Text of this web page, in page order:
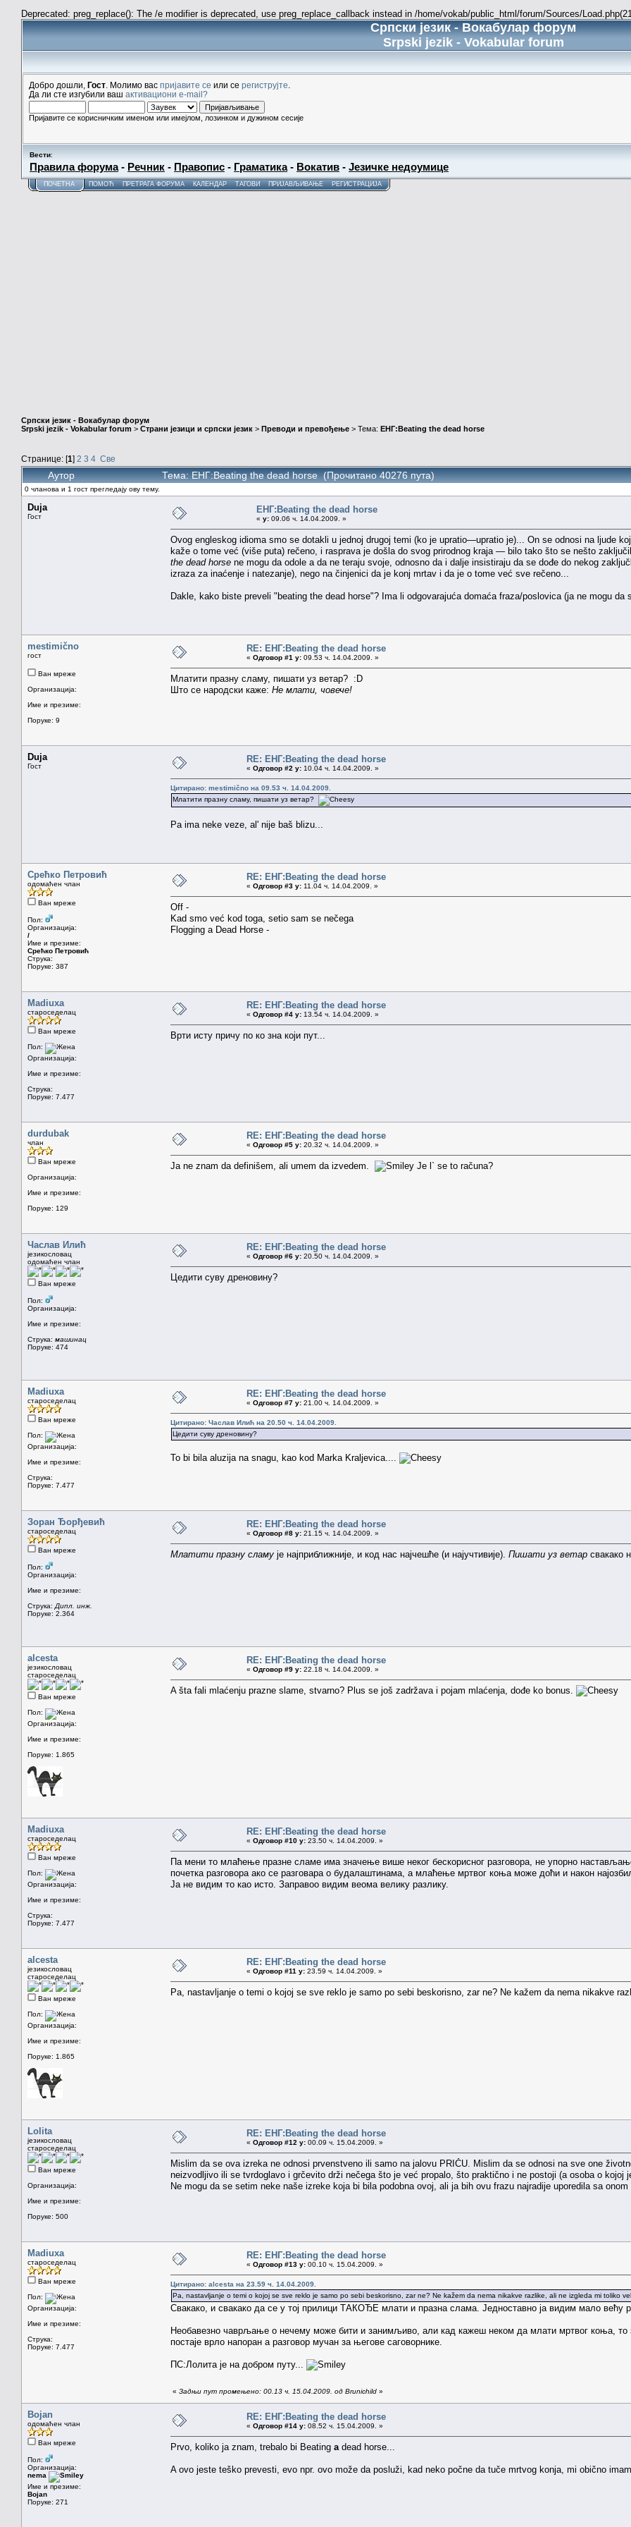
Deprecated: preg_replace(): The /e modifier is deprecated, use preg_replace_callback instead in /home/vokab/public_html/forum/Sources/
Српски језик - Вокабулар форум
Srpski jezik - Vokabular forum
Добро дошли, Гост . Молимо вас пријавите се или се региструјте
Да ли сте изгубили ваш активациони e-mail?
Пријавите се корисничким именом или имејлом, лозинком и дужином сесије
Вести:
Правила форума- Речник - Правопис - Граматика- Вокатив - Језичке недоумице
ПОЧЕТНА ПОМОЋ ПРЕТРАГА ФОРУМА КАЛЕНДАР ТАГОВИ ПРИЈАВЉИВАЊЕ РЕГИСТРАЦИЈА
Српски језик - Вокабулар форум
Srpski jezik - Vokabular forum > Страни језици и српски језик > Преводи и превођење > Тема: ЕНГ:Beating the dead horse
Странице: [1] 2 3 4 Све
Аутор Тема: ЕНГ:Beating the dead horse (Прочитано 40276 пута)
0 чланова и 1 гост прегледају ову тему.
Duja
Гост
ЕНГ:Beating the dead horse
« у: 09.06 ч. 14.04.2009. »
Ovog engleskog idioma smo se dotakli u jednoj drugoj temi (ko je upratio—upratio je)... On se odnosi na ljude
kaže o tome već (više puta) rečeno, i rasprava je došla do svog prirodnog kraja — bilo tako što se nešto
the dead horse ne mogu da odole a da ne teraju svoje, odnosno da i dalje insistiraju da se dođe do nekog
izraza za inaćenje i natezanje), nego na činjenici da je konj mrtav i da je o tome već sve rečeno...
Dakle, kako biste preveli "beating the dead horse"? Ima li odgovarajuća domaća fraza/poslovica (ja ne mogu da
mestimično
гост
Ван мреже
Организација:
Име и презиме:
Поруке: 9
RE: ЕНГ:Beating the dead horse
« Одговор #1 у: 09.53 ч. 14.04.2009. »
Млатити празну сламу, пишати уз ветар? :D
Што се народски каже: Не млати, човече!
Duja
Гост
RE: ЕНГ:Beating the dead horse
« Одговор #2 у: 10.04 ч. 14.04.2009. »
Цитирано: mestimično на 09.53 ч. 14.04.2009.
Млатити празну сламу, пишати уз ветар?
Pa ima neke veze, al' nije baš blizu...
Срећко Петровић
одомаћен члан
Ван мреже
Пол:
Организација:
/
Име и презиме:
Срећко Петровић
Струка:
Поруке: 387
RE: ЕНГ:Beating the dead horse
« Одговор #3 у: 11.04 ч. 14.04.2009. »
Off -
Kad smo već kod toga, setio sam se nečega
Flogging a Dead Horse -
Madiuxa
староседелац
Ван мреже
Пол:
Организација:
Име и презиме:
Струка:
Поруке: 7.477
RE: ЕНГ:Beating the dead horse
« Одговор #4 у: 13.54 ч. 14.04.2009. »
Врти исту причу по ко зна који пут...
durdubak
члан
Ван мреже
Организација:
Име и презиме:
Поруке: 129
RE: ЕНГ:Beating the dead horse
« Одговор #5 у: 20.32 ч. 14.04.2009. »
Ja ne znam da definišem, ali umem da izvedem. Je l` se to računa?
Часлав Илић
језикословац
одомаћен члан
Ван мреже
Пол:
Организација:
Име и презиме:
Струка: машинац
Поруке: 474
RE: ЕНГ:Beating the dead horse
« Одговор #6 у: 20.50 ч. 14.04.2009. »
Цедити суву дреновину?
Madiuxa
староседелац
Ван мреже
Пол:
Организација:
Име и презиме:
Струка:
Поруке: 7.477
RE: ЕНГ:Beating the dead horse
« Одговор #7 у: 21.00 ч. 14.04.2009. »
Цитирано: Часлав Илић на 20.50 ч. 14.04.2009.
Цедити суву дреновину?
To bi bila aluzija na snagu, kao kod Marka Kraljevica....
Зоран Ђорђевић
староседелац
Ван мреже
Пол:
Организација:
Име и презиме:
Струка: Дипл. инж.
Поруке: 2.364
RE: ЕНГ:Beating the dead horse
« Одговор #8 у: 21.15 ч. 14.04.2009. »
Млатити празну сламу је најприближније, и код нас најчешће (и најучтивије). Пишати уз ветар свакако
alcesta
језикословац
староседелац
Ван мреже
Пол:
Организација:
Име и презиме:
Поруке: 1.865
RE: ЕНГ:Beating the dead horse
« Одговор #9 у: 22.18 ч. 14.04.2009. »
A šta fali mlaćenju prazne slame, stvarno? Plus se još zadržava i pojam mlaćenja, dođe ko bonus.
Madiuxa
староседелац
Ван мреже
Пол:
Организација:
Име и презиме:
Струка:
Поруке: 7.477
RE: ЕНГ:Beating the dead horse
« Одговор #10 у: 23.50 ч. 14.04.2009. »
Па мени то млаћење празне сламе има значење више неког бескорисног разговора, не упорно
почетка разговора ако се разговара о будалаштинама, а млаћење мртвог коња може доћи и након
Ја не видим то као исто. Заправоо видим веома велику разлику.
alcesta
језикословац
староседелац
Ван мреже
Пол:
Организација:
Име и презиме:
Поруке: 1.865
RE: ЕНГ:Beating the dead horse
« Одговор #11 у: 23.59 ч. 14.04.2009. »
Pa, nastavljanje o temi o kojoj se sve reklo je samo po sebi beskorisno, zar ne? Ne kažem da nema nikakve
Lolita
језикословац
староседелац
Ван мреже
Организација:
Име и презиме:
Поруке: 500
RE: ЕНГ:Beating the dead horse
« Одговор #12 у: 00.09 ч. 15.04.2009. »
Mislim da se ova izreka ne odnosi prvenstveno ili samo na jalovu PRIČU. Mislim da se odnosi na sve one
neizvodljivo ili se tvrdoglavo i grčevito drži nečega što je već propalo, što praktično i ne postoji (a osoba o
Ne mogu da se setim neke naše izreke koja bi bila podobna ovoj, ali ja bih ovu frazu najradije uporedila sa
Madiuxa
староседелац
Ван мреже
Пол:
Организација:
Име и презиме:
Струка:
Поруке: 7.477
RE: ЕНГ:Beating the dead horse
« Одговор #13 у: 00.10 ч. 15.04.2009. »
Цитирано: alcesta на 23.59 ч. 14.04.2009.
Pa, nastavljanje o temi o kojoj se sve reklo je samo po sebi beskorisno, zar ne? Ne kažem da nema nikakve razlike, ali ne izgleda mi toliko
Свакако, и свакако да се у тој прилици ТАКОЂЕ млати и празна слама. Једноставно ја видим мало већу
Необавезно чаврљање о нечему може бити и занимљиво, али кад кажеш неком да млати мртвог коња, то
постаје врло напоран а разговор мучан за његове саговорнике.
ПС:Лолита је на добром путу...
« Задњи пут промењено: 00.13 ч. 15.04.2009. од Brunichild »
Bojan
одомаћен члан
Ван мреже
Пол:
Организација:
nema
Име и презиме:
Bojan
Поруке: 271
RE: ЕНГ:Beating the dead horse
« Одговор #14 у: 08.52 ч. 15.04.2009. »
Prvo, koliko ja znam, trebalo bi Beating a dead horse...
A ovo jeste teško prevesti, evo npr. ovo može da posluži, kad neko počne da tuče mrtvog konja, mi obično